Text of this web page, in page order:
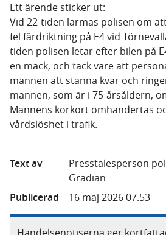
Ett ärende sticker ut:
Vid 22-tiden larmas polisen om
fel färdriktning på E4 vid
tiden polisen letar efter bilen på
en mack, och tack vare att
mannen att stanna kvar och
mannen, som är i 75-årsåldern,
Mannens körkort omhändertas
vårdslöshet i trafik.
Text av
Presstalesperson
Gradian
Publicerad
16 maj 2026 07.53